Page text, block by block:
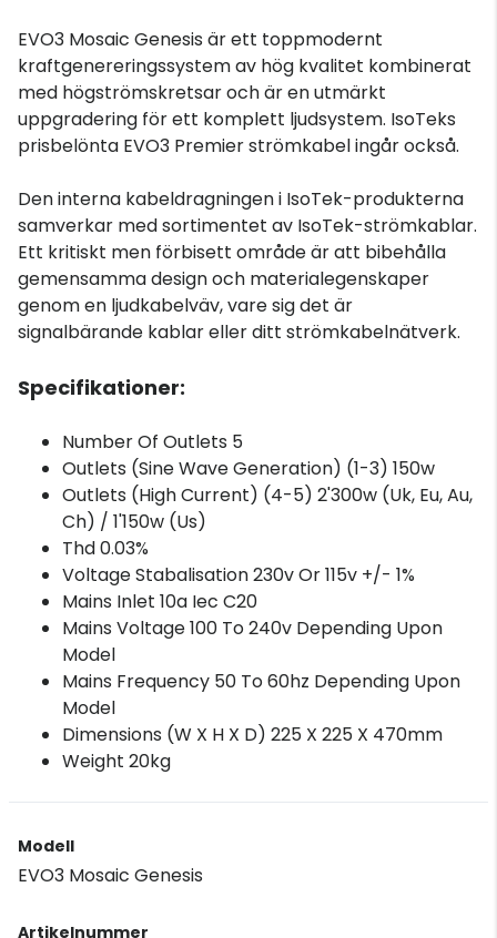
EVO3 Mosaic Genesis är ett toppmodernt
kraftgenereringssystem av hög kvalitet kombinerat
med högströmskretsar och är en utmärkt
uppgradering för ett komplett ljudsystem. IsoTeks
prisbelönta EVO3 Premier strömkabel ingår också.
Den interna kabeldragningen i IsoTek-produkterna
samverkar med sortimentet av IsoTek-strömkablar.
Ett kritiskt men förbisett område är att bibehålla
gemensamma design och materialegenskaper
genom en ljudkabelväv, vare sig det är
signalbärande kablar eller ditt strömkabelnätverk.
Specifikationer:
Number Of Outlets 5
Outlets (Sine Wave Generation) (1-3) 150w
Outlets (High Current) (4-5) 2'300w (Uk, Eu, Au,
Ch) / 1'150w (Us)
Thd 0.03%
Voltage Stabalisation 230v Or 115v +/- 1%
Mains Inlet 10a Iec C20
Mains Voltage 100 To 240v Depending Upon
Model
Mains Frequency 50 To 60hz Depending Upon
Model
Dimensions (W X H X D) 225 X 225 X 470mm
Weight 20kg
Modell
EVO3 Mosaic Genesis
Artikelnummer